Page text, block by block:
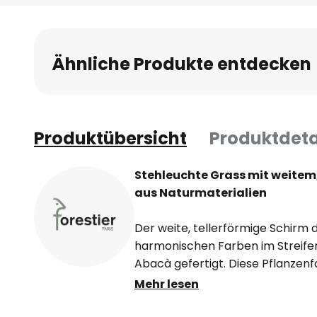
Ähnliche Produkte entdecken
Produktübersicht
Stehleuchte Grass mit
aus Naturmaterialien
Der weite, tellerförmige Schirm
harmonischen Farben im
Abacà gefertigt. Diese
des Abacà-Baumes gewonnen
Mehr lesen